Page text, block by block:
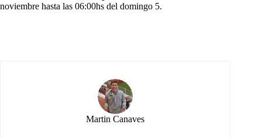
noviembre hasta las 06:00hs del domingo 5.
Martin Canaves